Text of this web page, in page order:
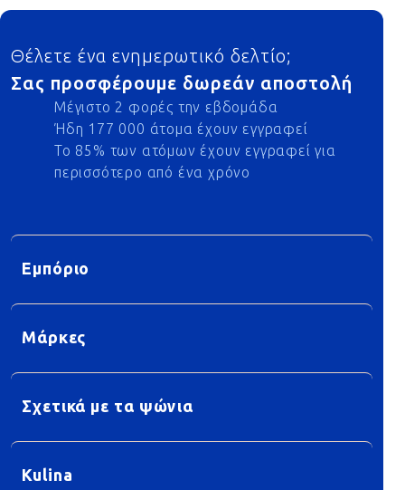
Footer
Θέλετε ένα ενημερωτικό δελτίο;
Σας προσφέρουμε δωρεάν αποστολή
Μέγιστο 2 φορές την εβδομάδα
Ήδη 177 000 άτομα έχουν εγγραφεί
Το 85% των ατόμων έχουν εγγραφεί για
περισσότερο από ένα χρόνο
Εμπόριο
Μάρκες
Σχετικά με τα ψώνια
Kulina